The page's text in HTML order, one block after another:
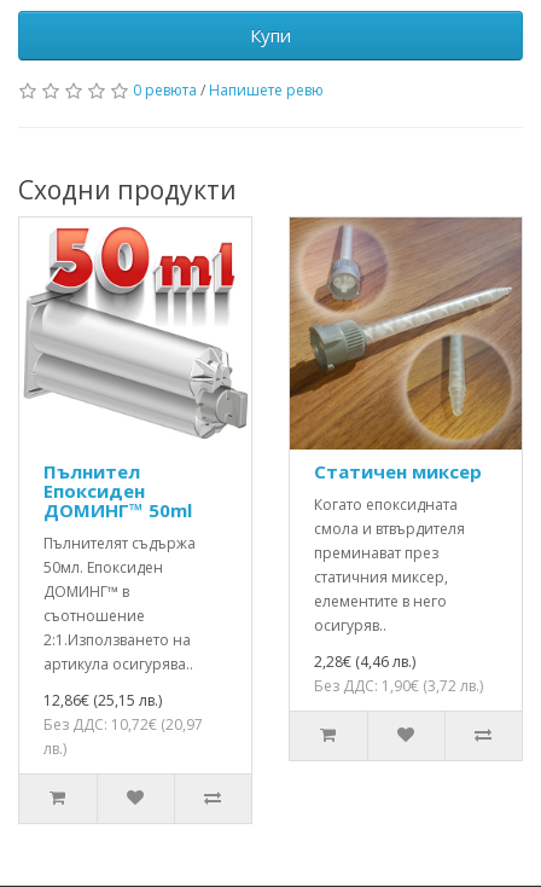
Купи
0 ревюта / Напишете ревю
Сходни продукти
Пълнител
Епоксиден
ДОМИНГ™ 50ml
Пълнителят съдържа
50мл. Епоксиден
ДОМИНГ™ в
съотношение
2:1.Използването на
артикула осигурява..
12,86€ (25,15 лв.)
Без ДДС: 10,72€ (20,97
лв.)
Статичен миксер
Когато епоксидната
смола и втвърдителя
преминават през
статичния миксер,
елементите в него
осигуряв..
2,28€ (4,46 лв.)
Без ДДС: 1,90€ (3,72 лв.)